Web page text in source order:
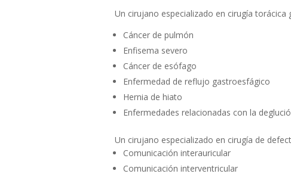
Un cirujano especializado en cirugía torácica
Cáncer de pulmón
Enfisema severo
Cáncer de esófago
Enfermedad de reflujo gastroesfágico
Hernia de hiato
Enfermedades relacionadas con la
Un cirujano especializado en cirugía de
Comunicación interauricular
Comunicación interventricular